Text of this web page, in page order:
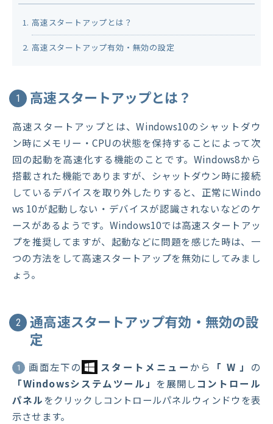
高速スタートアップとは？
高速スタートアップ有効・無効の設定
1 高速スタートアップとは？
高速スタートアップとは、Windows10のシャットダウ
ン時にメモリー・CPUの状態を保持することによって次
回の起動を高速化する機能のことです。Windows8から
搭載された機能でありますが、シャットダウン時に接続
しているデバイスを取り外したりすると、正常にWindo
ws 10が起動しない・デバイスが認識されないなどのケ
ースがあるようです。Windows10では高速スタートアッ
プを推奨してますが、起動などに問題を感じた時は、一
つの方法をして高速スタートアップを無効にしてみまし
ょう。
2
通高速スタートアップ有効・無効の設
定
1 画面左下の スタートメニュー から 「 W 」 の
「Windowsシステムツール」 を展開し コントロール
パネル をクリックしコントロールパネルウィンドウを表
示させます。